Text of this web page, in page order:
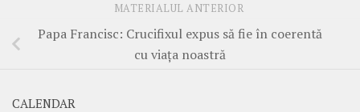
MATERIALUL ANTERIOR
Papa Francisc: Crucifixul expus să fie în coerentă
cu viața noastră
CALENDAR